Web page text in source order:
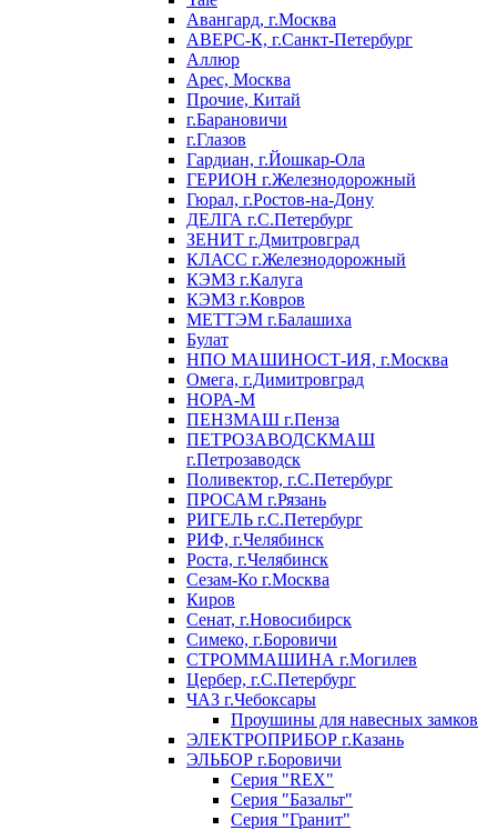
Авангард, г.Москва
АВЕРС-К, г.Санкт-Петербург
Аллюр
Арес, Москва
Прочие, Китай
г.Барановичи
г.Глазов
Гардиан, г.Йошкар-Ола
ГЕРИОН г.Железнодорожный
Гюрал, г.Ростов-на-Дону
ДЕЛГА г.С.Петербург
ЗЕНИТ г.Дмитровград
КЛАСС г.Железнодорожный
КЭМЗ г.Калуга
КЭМЗ г.Ковров
МЕТТЭМ г.Балашиха
Булат
НПО МАШИНОСТ-ИЯ, г.Москва
Омега, г.Димитровград
НОРА-М
ПЕНЗМАШ г.Пенза
ПЕТРОЗАВОДСКМАШ
г.Петрозаводск
Поливектор, г.С.Петербург
ПРОСАМ г.Рязань
РИГЕЛЬ г.С.Петербург
РИФ, г.Челябинск
Роста, г.Челябинск
Сезам-Ко г.Москва
Киров
Сенат, г.Новосибирск
Симеко, г.Боровичи
СТРОММАШИНА г.Могилев
Цербер, г.С.Петербург
ЧАЗ г.Чебоксары
Проушины для навесных замков
ЭЛЕКТРОПРИБОР г.Казань
ЭЛЬБОР г.Боровичи
Серия "REX"
Серия "Базальт"
Серия "Гранит"